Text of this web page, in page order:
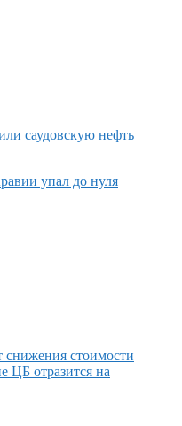
саудовскую нефть
упал до нуля
снижения стоимости
ЦБ отразится на